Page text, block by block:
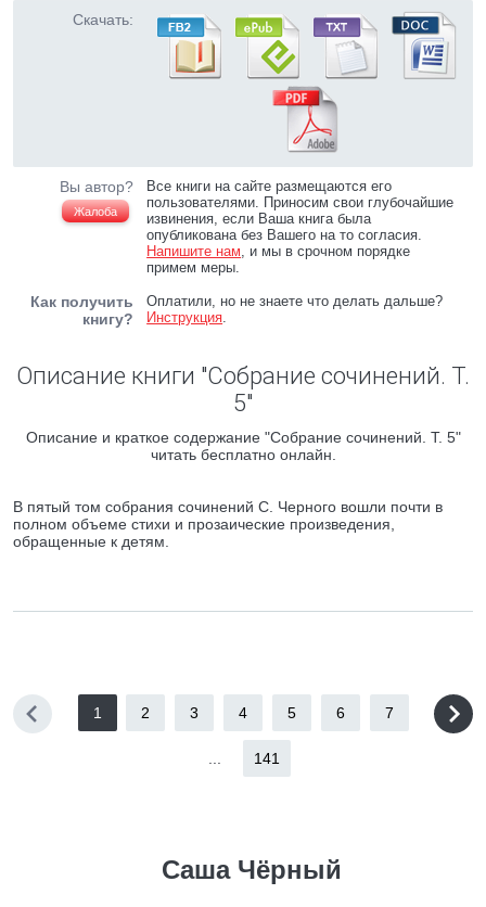
Скачать:
Вы автор?
Жалоба
Все книги на сайте размещаются его
пользователями. Приносим свои глубочайшие
извинения, если Ваша книга была
опубликована без Вашего на то согласия.
Напишите нам, и мы в срочном порядке
примем меры.
Как получить
книгу?
Оплатили, но не знаете что делать дальше?
Инструкция.
Описание книги "Собрание сочинений. Т.
5"
Описание и краткое содержание "Собрание сочинений. Т. 5"
читать бесплатно онлайн.
В пятый том собрания сочинений С. Черного вошли почти в
полном объеме стихи и прозаические произведения,
обращенные к детям.
1 2 3 4 5 6 7
141
Саша Чёрный